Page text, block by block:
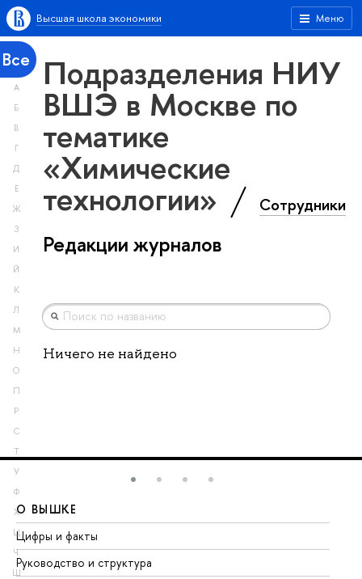
Меню
Высшая школа экономики
Все
А
Б
В
Г
Д
Е
Ж
З
И
Й
К
Л
М
Н
О
П
Р
С
Т
У
Ф
Х
Ц
Ч
Ш
Подразделения НИУ
ВШЭ в Москве по
тематике
«Химические
технологии» Сотрудники
Редакции журналов
Ничего не найдено
О ВЫШКЕ
Цифры и факты
Руководство и структура